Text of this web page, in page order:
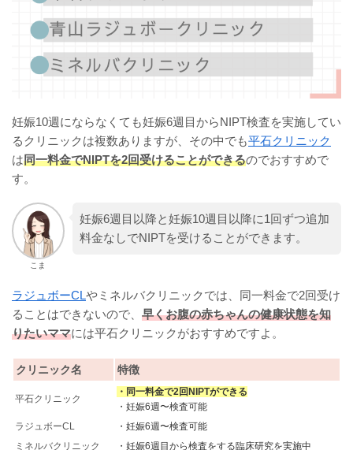
妊娠10週にならなくても妊娠6週目からNIPT検査を実施してい
るクリニックは複数ありますが、その中でも平石クリニック
は同一料金でNIPTを2回受けることができるのでおすすめで
す。
こま
妊娠6週目以降と妊娠10週目以降に1回ずつ追加
料金なしでNIPTを受けることができます。
ラジュボーCLやミネルバクリニックでは、同一料金で2回受け
ることはできないので、 早くお腹の赤ちゃんの健康状態を知
りたいママには平石クリニックがおすすめですよ。
クリニック名 特徴
平石クリニック
・同一料金で2回NIPTができる
・妊娠6週〜検査可能
ラジュボーCL
・妊娠6週〜検査可能
ミネルバクリニック
・妊娠6週目から検査をする臨床研究を実施中